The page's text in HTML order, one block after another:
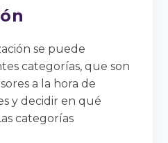
se puede
categorías, que son
a la hora de
y decidir en qué
categorías